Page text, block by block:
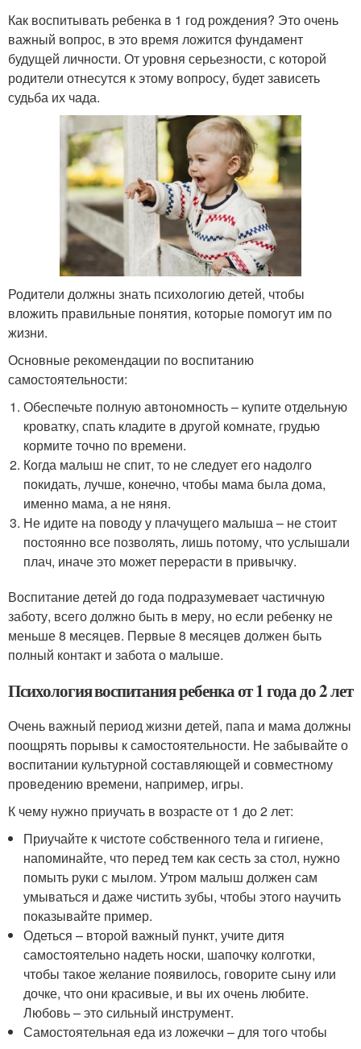
Как воспитывать ребенка в 1 год рождения? Это очень
важный вопрос, в это время ложится фундамент
будущей личности. От уровня серьезности, с которой
родители отнесутся к этому вопросу, будет зависеть
судьба их чада.
Родители должны знать психологию детей, чтобы
вложить правильные понятия, которые помогут им по
жизни.
Основные рекомендации по воспитанию
самостоятельности:
Обеспечьте полную автономность – купите отдельную
кроватку, спать кладите в другой комнате, грудью
кормите точно по времени.
Когда малыш не спит, то не следует его надолго
покидать, лучше, конечно, чтобы мама была дома,
именно мама, а не няня.
Не идите на поводу у плачущего малыша – не стоит
постоянно все позволять, лишь потому, что услышали
плач, иначе это может перерасти в привычку.
Воспитание детей до года подразумевает частичную
заботу, всего должно быть в меру, но если ребенку не
меньше 8 месяцев. Первые 8 месяцев должен быть
полный контакт и забота о малыше.
Психология воспитания ребенка от 1 года до 2 лет
Очень важный период жизни детей, папа и мама должны
поощрять порывы к самостоятельности. Не забывайте о
воспитании культурной составляющей и совместному
проведению времени, например, игры.
К чему нужно приучать в возрасте от 1 до 2 лет:
Приучайте к чистоте собственного тела и гигиене,
напоминайте, что перед тем как сесть за стол, нужно
помыть руки с мылом. Утром малыш должен сам
умываться и даже чистить зубы, чтобы этого научить
показывайте пример.
Одеться – второй важный пункт, учите дитя
самостоятельно надеть носки, шапочку колготки,
чтобы такое желание появилось, говорите сыну или
дочке, что они красивые, и вы их очень любите.
Любовь – это сильный инструмент.
Самостоятельная еда из ложечки – для того чтобы